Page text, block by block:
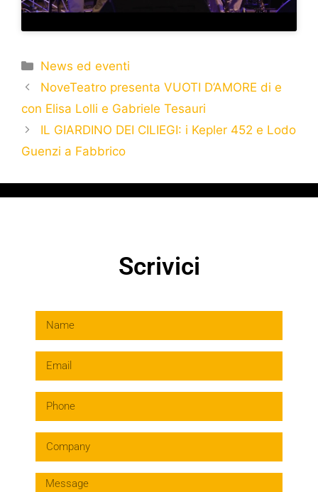
News ed eventi
NoveTeatro presenta VUOTI D’AMORE di e
con Elisa Lolli e Gabriele Tesauri
IL GIARDINO DEI CILIEGI: i Kepler 452 e Lodo
Guenzi a Fabbrico
Scrivici